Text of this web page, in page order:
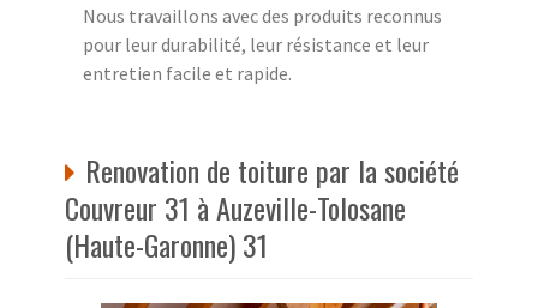
Nous travaillons avec des produits reconnus
pour leur durabilité, leur résistance et leur
entretien facile et rapide.
Renovation de toiture par la société
Couvreur 31 à Auzeville-Tolosane
(Haute-Garonne) 31